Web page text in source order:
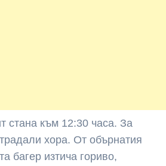
стана към 12:30 часа. За
хора. От обърнатия
багер изтича гориво,